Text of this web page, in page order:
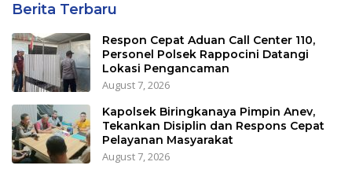
Berita Terbaru
Respon Cepat Aduan Call Center 110,
Personel Polsek Rappocini Datangi
Lokasi Pengancaman
August 7, 2026
Kapolsek Biringkanaya Pimpin Anev,
Tekankan Disiplin dan Respons Cepat
Pelayanan Masyarakat
August 7, 2026